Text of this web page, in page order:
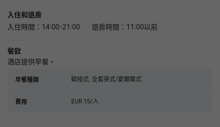
入住和退房
入住時間：14:00-21:00 退房時間：11:00以前
餐飲
酒店提供早餐。
早餐種類 歐陸式, 全套英式/愛爾蘭式
費用 EUR 15/人